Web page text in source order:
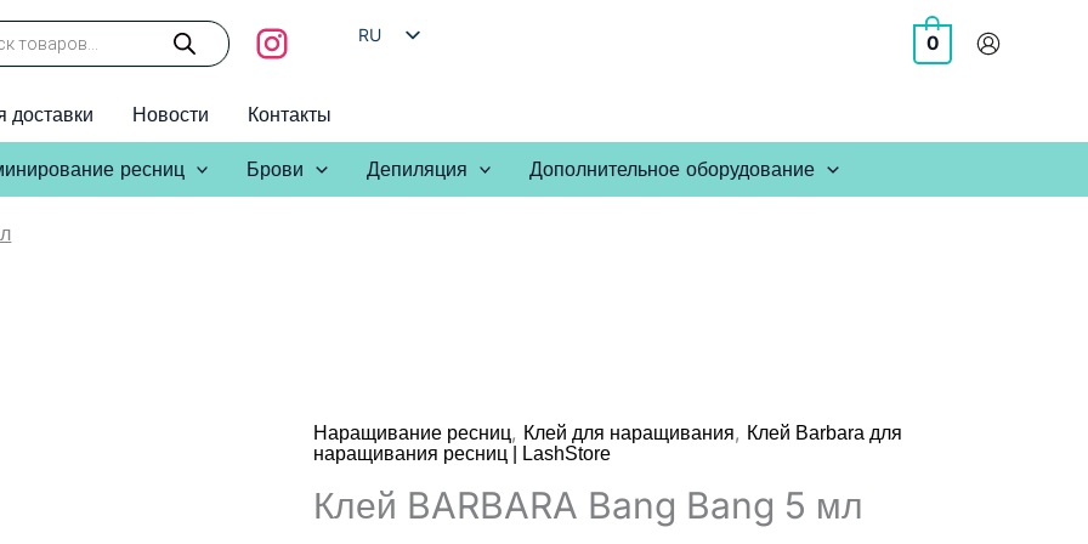
RU
0
доставки Новости Контакты
ресниц Брови Депиляция Дополнительное оборудование
Наращивание ресниц, Клей для наращивания, Клей Barbara для
наращивания ресниц | LashStore
Клей BARBARA Bang Bang 5 мл